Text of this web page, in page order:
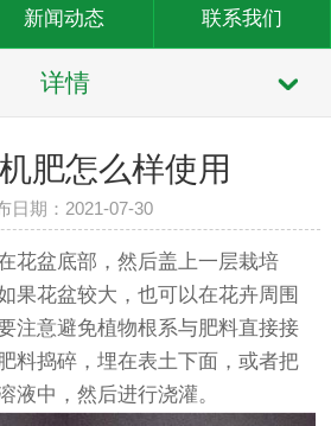
新闻动态 联系我们
详情
肥怎么样使用
日期：2021-07-30
花盆底部，然后盖上一层栽培
果花盆较大，也可以在花卉周围
注意避免植物根系与肥料直接接
料捣碎，埋在表土下面，或者把
液中，然后进行浇灌。